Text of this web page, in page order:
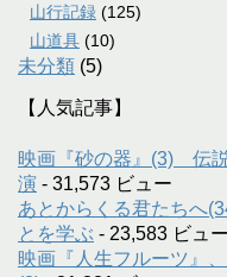
山行記録 (125)
山道具 (10)
未分類 (5)
【人気記事】
映画『砂の器』(3) 伝
演 - 31,573 ビュー
あとからくる君たちへ
とを学ぶ - 23,583 ビュー
映画『人生フルーツ』